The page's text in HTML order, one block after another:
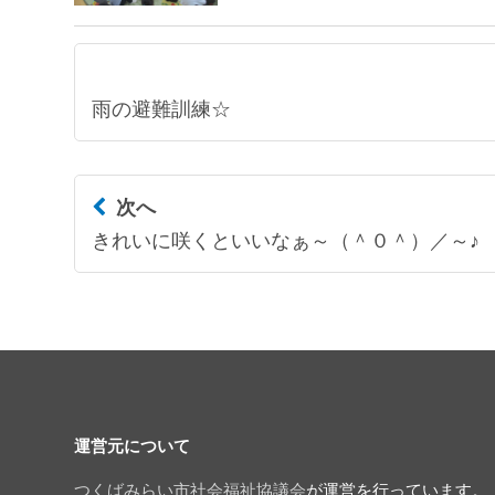
雨の避難訓練☆
次へ
きれいに咲くといいなぁ～（＾０＾）／～♪
運営元について
つくばみらい市社会福祉協議会が運営を行っています。